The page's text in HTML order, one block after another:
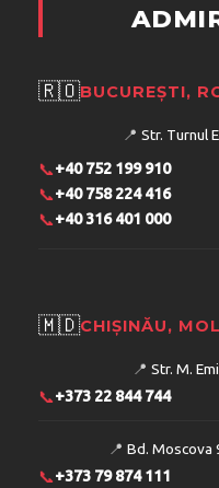
🇷🇴BUCUREȘTI,
📍 Str. Turnul
📞+40 752 199 910
📞+40 758 224 416
📞+40 316 401 000
🇲🇩CHIȘINĂU,
📍 Str. M.
📞+373 22 844 744
📍 Bd. Moscova
📞+373 79 874 111